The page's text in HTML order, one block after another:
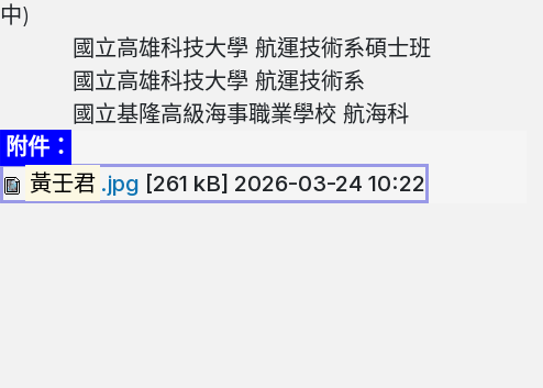
中)
國立高雄科技大學 航運技術系碩士班
國立高雄科技大學 航運技術系
國立基隆高級海事職業學校 航海科
附件：
黃壬君 .jpg [261 kB] 2026-03-24 10:22